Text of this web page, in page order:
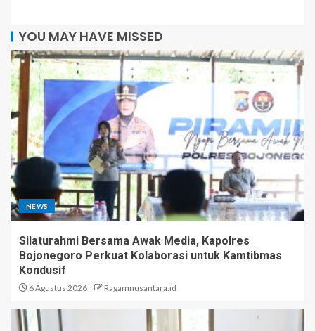
YOU MAY HAVE MISSED
NEWS
Silaturahmi Bersama Awak Media, Kapolres
Bojonegoro Perkuat Kolaborasi untuk Kamtibmas
Kondusif
6 Agustus 2026 Ragamnusantara.id